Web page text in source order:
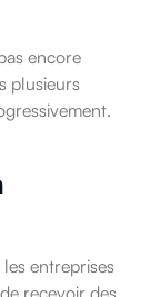
encore
plusieurs
entreprises